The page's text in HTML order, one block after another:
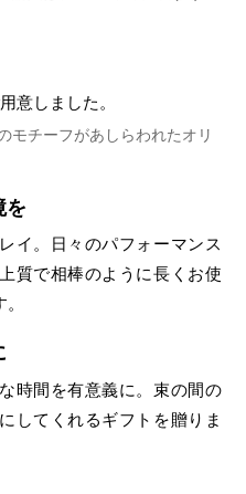
意しました。
モチーフがあしらわれたオリ
を
イ。日々のパフォーマンス
質で相棒のように長くお使
時間を有意義に。束の間の
してくれるギフトを贈りま